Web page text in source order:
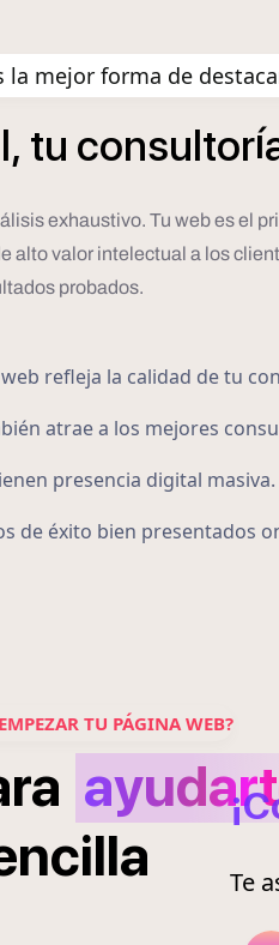
la mejor forma de
tu consultorí
exhaustivo. Tu web es el
valor intelectual a los
probados.
refleja la calidad de tu
atrae a los mejores
presencia digital
de éxito bien
TU PÁGINA WEB?
Te